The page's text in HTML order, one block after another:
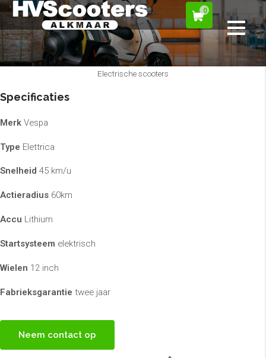
0
Electrische scooters
Specificaties
Merk Vespa
Type Elettrica
Snelheid 45 km/u
Actieradius 60km
Accu Lithium
Startsysteem elektrisch
Wielen 12 inch
Fabrieksgarantie twee jaar
Neem contact op